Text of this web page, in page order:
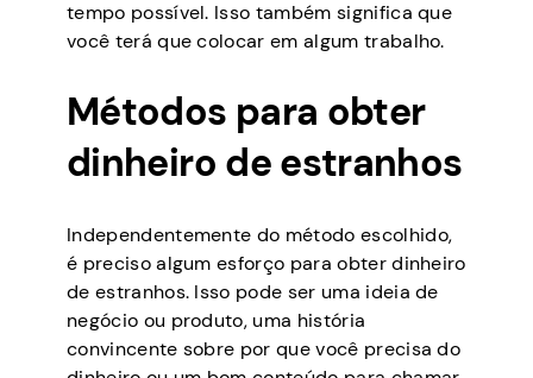
tempo possível. Isso também significa que
você terá que colocar em algum trabalho.
Métodos para obter
dinheiro de estranhos
Independentemente do método escolhido,
é preciso algum esforço para obter dinheiro
de estranhos. Isso pode ser uma ideia de
negócio ou produto, uma história
convincente sobre por que você precisa do